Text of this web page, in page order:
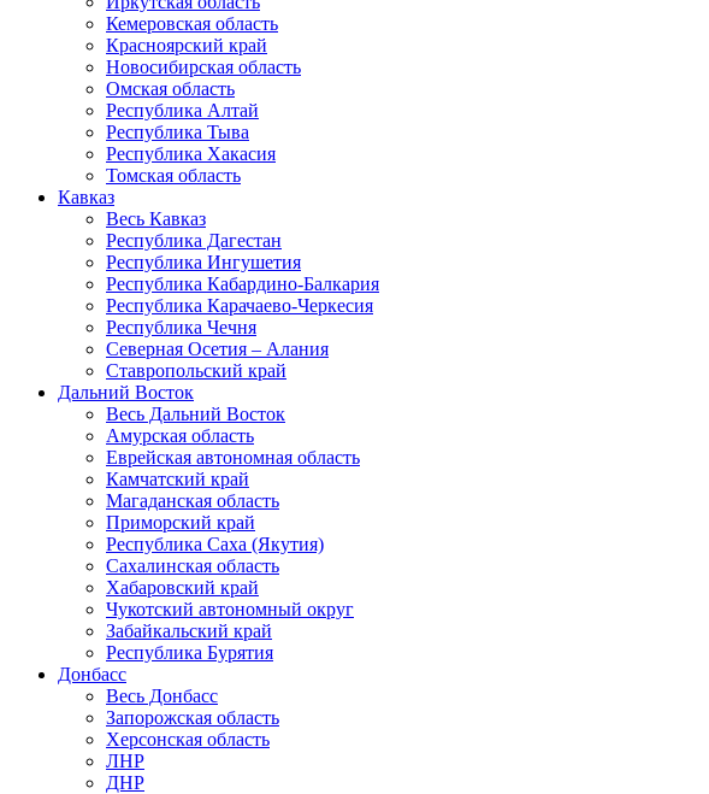
Кемеровская область
Красноярский край
Новосибирская область
Омская область
Республика Алтай
Республика Тыва
Республика Хакасия
Томская область
Кавказ
Весь Кавказ
Республика Дагестан
Республика Ингушетия
Республика Кабардино-Балкария
Республика Карачаево-Черкесия
Республика Чечня
Северная Осетия – Алания
Ставропольский край
Дальний Восток
Весь Дальний Восток
Амурская область
Еврейская автономная область
Камчатский край
Магаданская область
Приморский край
Республика Саха (Якутия)
Сахалинская область
Хабаровский край
Чукотский автономный округ
Забайкальский край
Республика Бурятия
Донбасс
Весь Донбасс
Запорожская область
Херсонская область
ЛНР
ДНР